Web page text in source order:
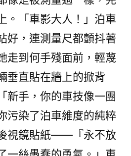
。「車影大人！」泊車
好，連測量尺都顫抖著
走到何手殘面前，輕蔑
垂直貼在牆上的掀背
新手，你的車技像一團
污染了泊車維度的純粹
視鏡貼紙——『永不放